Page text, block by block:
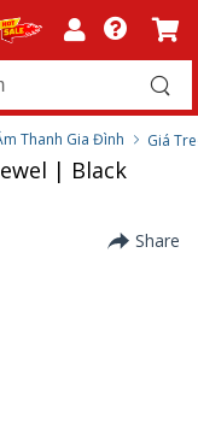
Thanh Gia Đình Giá
| Black
Share